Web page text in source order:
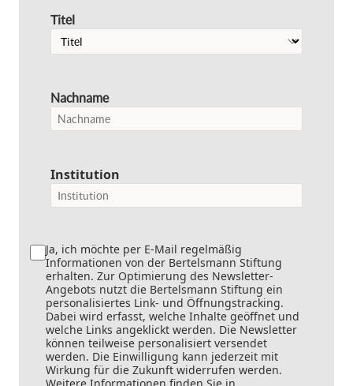
Titel
Nachname
Institution
Ja, ich möchte per E-Mail regelmäßig
Informationen von der Bertelsmann Stiftung
erhalten. Zur Optimierung des Newsletter-
Angebots nutzt die Bertelsmann Stiftung ein
personalisiertes Link- und Öffnungstracking.
Dabei wird erfasst, welche Inhalte geöffnet und
welche Links angeklickt werden. Die Newsletter
können teilweise personalisiert versendet
werden. Die Einwilligung kann jederzeit mit
Wirkung für die Zukunft widerrufen werden.